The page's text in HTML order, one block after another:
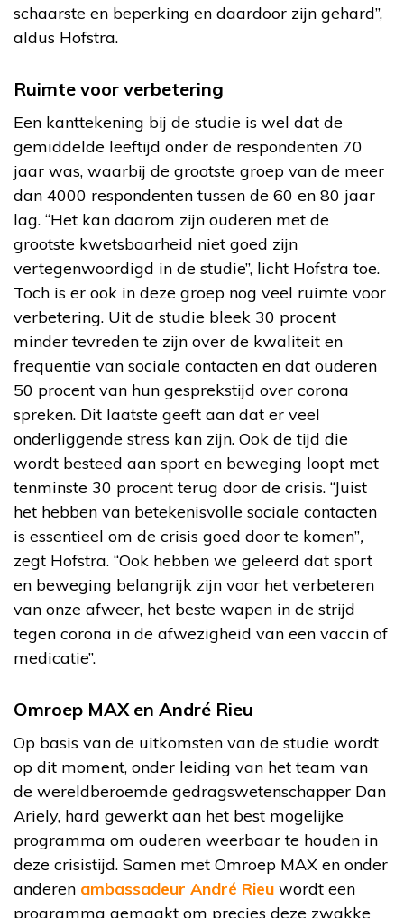
schaarste en beperking en daardoor zijn gehard”,
aldus Hofstra.
Ruimte voor verbetering
Een kanttekening bij de studie is wel dat de
gemiddelde leeftijd onder de respondenten 70
jaar was, waarbij de grootste groep van de meer
dan 4000 respondenten tussen de 60 en 80 jaar
lag. “Het kan daarom zijn ouderen met de
grootste kwetsbaarheid niet goed zijn
vertegenwoordigd in de studie”, licht Hofstra toe.
Toch is er ook in deze groep nog veel ruimte voor
verbetering. Uit de studie bleek 30 procent
minder tevreden te zijn over de kwaliteit en
frequentie van sociale contacten en dat ouderen
50 procent van hun gesprekstijd over corona
spreken. Dit laatste geeft aan dat er veel
onderliggende stress kan zijn. Ook de tijd die
wordt besteed aan sport en beweging loopt met
tenminste 30 procent terug door de crisis. “Juist
het hebben van betekenisvolle sociale contacten
is essentieel om de crisis goed door te komen”,
zegt Hofstra. “Ook hebben we geleerd dat sport
en beweging belangrijk zijn voor het verbeteren
van onze afweer, het beste wapen in de strijd
tegen corona in de afwezigheid van een vaccin of
medicatie”.
Omroep MAX en André Rieu
Op basis van de uitkomsten van de studie wordt
op dit moment, onder leiding van het team van
de wereldberoemde gedragswetenschapper Dan
Ariely, hard gewerkt aan het best mogelijke
programma om ouderen weerbaar te houden in
deze crisistijd. Samen met Omroep MAX en onder
anderen ambassadeur André Rieu wordt een
programma gemaakt om precies deze zwakke